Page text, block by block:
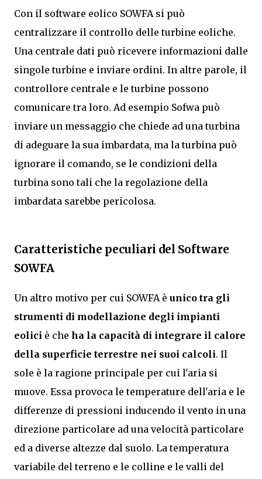
Con il software eolico SOWFA si può
centralizzare il controllo delle turbine eoliche.
Una centrale dati può ricevere informazioni dalle
singole turbine e inviare ordini. In altre parole, il
controllore centrale e le turbine possono
comunicare tra loro. Ad esempio Sofwa può
inviare un messaggio che chiede ad una turbina
di adeguare la sua imbardata, ma la turbina può
ignorare il comando, se le condizioni della
turbina sono tali che la regolazione della
imbardata sarebbe pericolosa.
Caratteristiche peculiari del Software
SOWFA
Un altro motivo per cui SOWFA è unico tra gli
strumenti di modellazione degli impianti
eolici è che ha la capacità di integrare il calore
della superficie terrestre nei suoi calcoli. Il
sole è la ragione principale per cui l'aria si
muove. Essa provoca le temperature dell'aria e le
differenze di pressioni inducendo il vento in una
direzione particolare ad una velocità particolare
ed a diverse altezze dal suolo. La temperatura
variabile del terreno e le colline e le valli del